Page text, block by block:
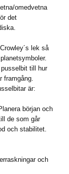
omedvetna
det
lek så
till hur
framgång.
är:
början och
de som går
och stabilitet.
och